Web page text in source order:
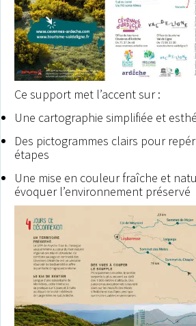
Ce support met l’accent sur :
Une cartographie simplifiée et
Des pictogrammes clairs pour
étapes
Une mise en couleur fraîche et
évoquer l’environnement préservé